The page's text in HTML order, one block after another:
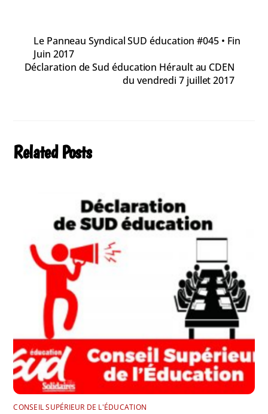
Le Panneau Syndical SUD éducation #045 • Fin
Juin 2017
Déclaration de Sud éducation Hérault au CDEN
du vendredi 7 juillet 2017
Related Posts
CONSEIL SUPÉRIEUR DE L'ÉDUCATION